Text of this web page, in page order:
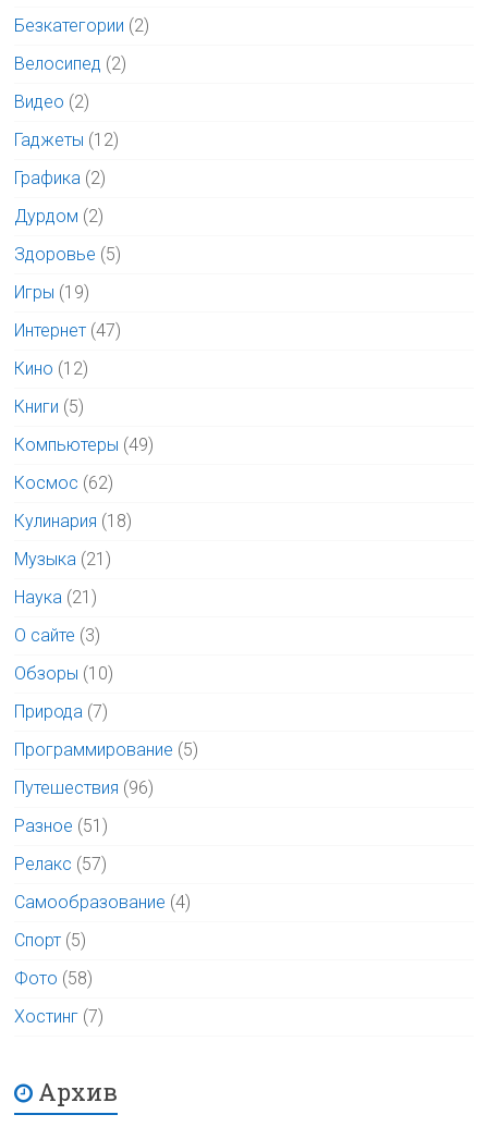
Безкатегории (2)
Велосипед (2)
Видео (2)
Гаджеты (12)
Графика (2)
Дурдом (2)
Здоровье (5)
Игры (19)
Интернет (47)
Кино (12)
Книги (5)
Компьютеры (49)
Космос (62)
Кулинария (18)
Музыка (21)
Наука (21)
О сайте (3)
Обзоры (10)
Природа (7)
Программирование (5)
Путешествия (96)
Разное (51)
Релакс (57)
Самообразование (4)
Спорт (5)
Фото (58)
Хостинг (7)
Архив